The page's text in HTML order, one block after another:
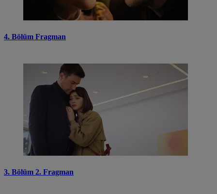
4. Bölüm Fragman
3. Bölüm 2. Fragman